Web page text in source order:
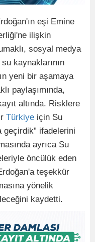
eşi Emine
ilişkin
sosyal medya
kaynaklarının
yeni bir aşamaya
paylaşımında,
altında. Risklere
Türkiye için Su
geçirdik” ifadelerini
ayrıca Su
öncülük eden
teşekkür
yönelik
kaydetti.